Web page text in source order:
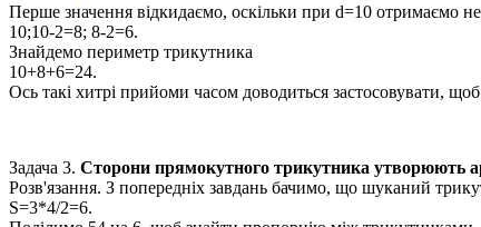
Перше значення відкидаємо, оскільки при d=10 отримаємо
10;10-2=8; 8-2=6.
Знайдемо периметр трикутника
10+8+6=24.
Ось такі хитрі прийоми часом доводиться застосовувати,
Задача 3. Сторони прямокутного трикутника утворюють
Розв'язання. З попередніх завдань бачимо, що шуканий
S=3*4/2=6.